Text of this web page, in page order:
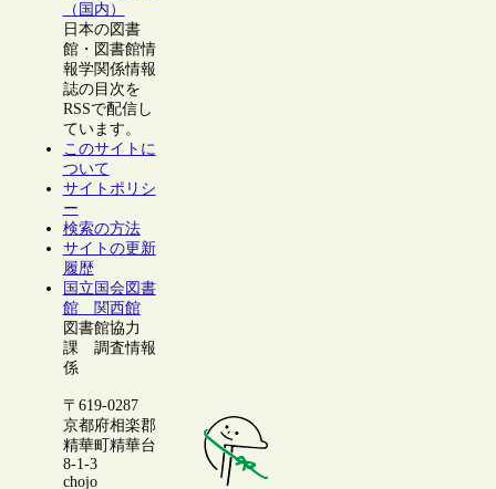
（国内）
日本の図書
館・図書館情
報学関係情報
誌の目次を
RSSで配信し
ています。
このサイトに
ついて
サイトポリシ
ー
検索の方法
サイトの更新
履歴
国立国会図書
館 関西館
図書館協力
課 調査情報
係
〒619-0287
京都府相楽郡
精華町精華台
8-1-3
chojo